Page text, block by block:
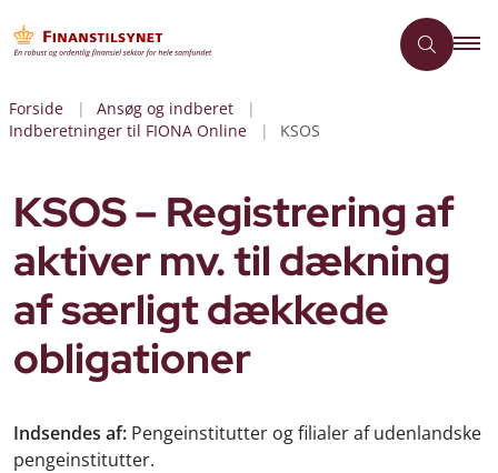
Forside
Ansøg og indberet
Indberetninger til FIONA Online
KSOS
KSOS – Registrering af
aktiver mv. til dækning
af særligt dækkede
obligationer
Indsendes af: Pengeinstitutter og filialer af udenlandske
pengeinstitutter.